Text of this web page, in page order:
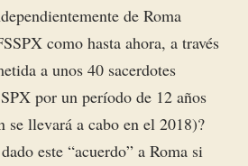
de Roma
como hasta ahora, a través
a unos 40 sacerdotes
por un período de 12 años
se llevará a cabo en el 2018)?
este “acuerdo” a Roma si